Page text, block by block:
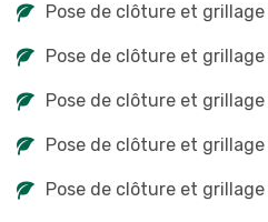
Pose de clôture et
Pose de clôture et
Pose de clôture et
Pose de clôture et
Pose de clôture et